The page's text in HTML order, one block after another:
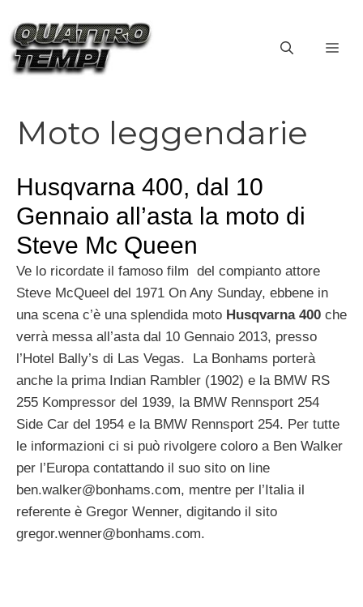
contenuto
Moto leggendarie
Husqvarna 400, dal 10
Gennaio all’asta la moto di
Steve Mc Queen
Ve lo ricordate il famoso film del compianto attore
Steve McQueel del 1971 On Any Sunday, ebbene in
una scena c’è una splendida moto Husqvarna 400 che
verrà messa all’asta dal 10 Gennaio 2013, presso
l’Hotel Bally’s di Las Vegas. La Bonhams porterà
anche la prima Indian Rambler (1902) e la BMW RS
255 Kompressor del 1939, la BMW Rennsport 254
Side Car del 1954 e la BMW Rennsport 254. Per tutte
le informazioni ci si può rivolgere coloro a Ben Walker
per l’Europa contattando il suo sito on line
ben.walker@bonhams.com, mentre per l’Italia il
referente è Gregor Wenner, digitando il sito
gregor.wenner@bonhams.com.